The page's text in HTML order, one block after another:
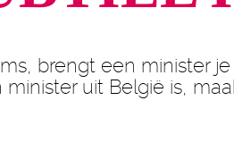
brengt een minister
uit België is,